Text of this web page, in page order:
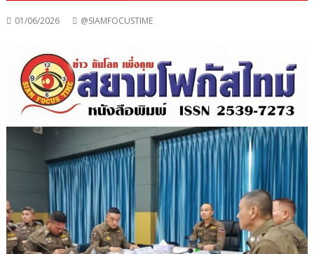
01/06/2026 @SIAMFOCUSTIME